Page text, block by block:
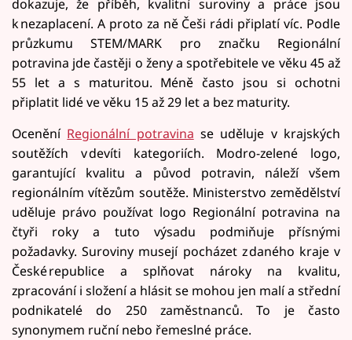
dokazuje, že příběh, kvalitní suroviny a práce jsou
k nezaplacení. A proto za ně Češi rádi připlatí víc. Podle
průzkumu STEM/MARK pro značku Regionální
potravina jde častěji o ženy a spotřebitele ve věku 45 až
55 let a s maturitou. Méně často jsou si ochotni
připlatit lidé ve věku 15 až 29 let a bez maturity.
Ocenění Regionální potravina se uděluje v krajských
soutěžích v devíti kategoriích. Modro-zelené logo,
garantující kvalitu a původ potravin, náleží všem
regionálním vítězům soutěže. Ministerstvo zemědělství
uděluje právo používat logo Regionální potravina na
čtyři roky a tuto výsadu podmiňuje přísnými
požadavky. Suroviny musejí pocházet z daného kraje v
České republice a splňovat nároky na kvalitu,
zpracování i složení a hlásit se mohou jen malí a střední
podnikatelé do 250 zaměstnanců. To je často
synonymem ruční nebo řemeslné práce.